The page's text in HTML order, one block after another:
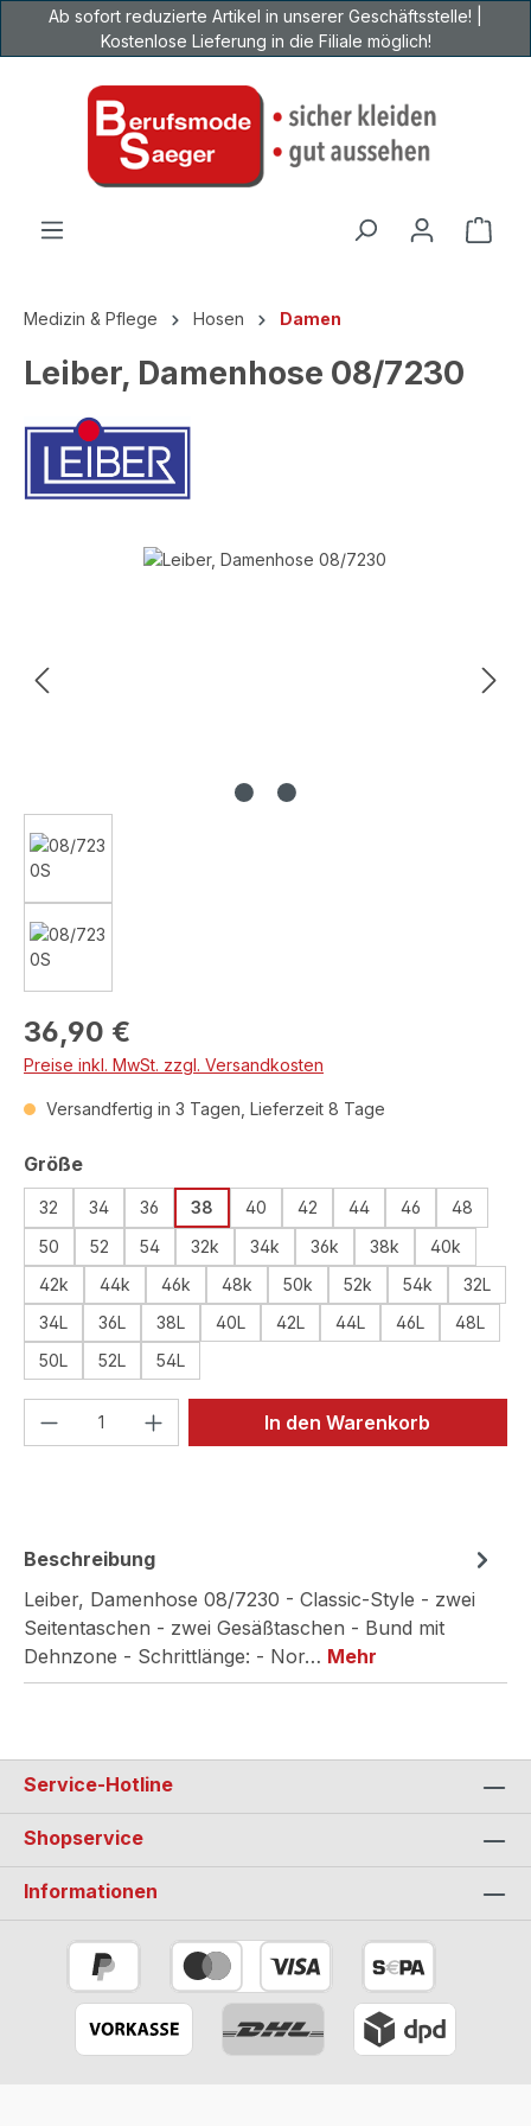
Zum Hauptinhalt springen
Ab sofort reduzierte Artikel in unserer Geschäftsstelle! |
Kostenlose Lieferung in die Filiale möglich!
Medizin & Pflege Hosen Damen
Leiber, Damenhose 08/7230
Bildergalerie überspringen
Regulärer Preis:
36,90 €
Preise inkl. MwSt. zzgl. Versandkosten
Versandfertig in 3 Tagen, Lieferzeit 8 Tage
Größeauswählen
32 34 36 38 40 42 44 46
48
50
52 54 32k 34k 36k 38k
40k
42k
44k 46k 48k 50k 52k 54k
32L
34L
36L 38L 40L 42L 44L 46L
48L
50L
52L 54L
Produkt Anzahl: Gib denIn den Warenkorb
Beschreibung
Leiber, Damenhose 08/7230 - Classic-Style - zwei
Seitentaschen - zwei Gesäßtaschen - Bund mit
Dehnzone - Schrittlänge: - Nor… Mehr
Service-Hotline
Shopservice
Informationen